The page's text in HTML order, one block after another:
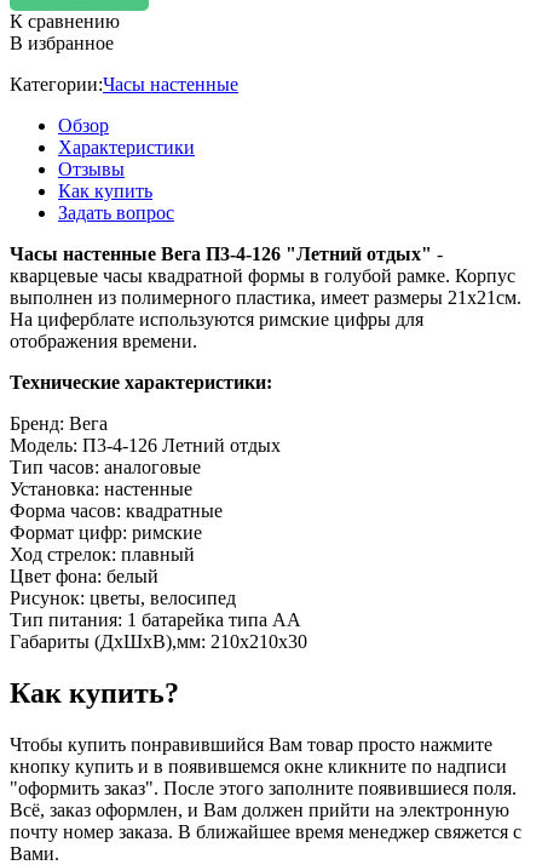
К сравнению
В избранное
Категории:Часы настенные
Обзор
Характеристики
Отзывы
Как купить
Задать вопрос
Часы настенные Вега П3-4-126 "Летний отдых" -
кварцевые часы квадратной формы в голубой рамке. Корпус
выполнен из полимерного пластика, имеет размеры 21х21см.
На циферблате используются римские цифры для
отображения времени.
Технические характеристики:
Бренд: Вега
Модель: П3-4-126 Летний отдых
Тип часов: аналоговые
Установка: настенные
Форма часов: квадратные
Формат цифр: римские
Ход стрелок: плавный
Цвет фона: белый
Рисунок: цветы, велосипед
Тип питания: 1 батарейка типа AA
Габариты (ДхШхВ),мм: 210х210х30
Как купить?
Чтобы купить понравившийся Вам товар просто нажмите
кнопку купить и в появившемся окне кликните по надписи
"оформить заказ". После этого заполните появившиеся поля.
Всё, заказ оформлен, и Вам должен прийти на электронную
почту номер заказа. В ближайшее время менеджер свяжется с
Вами.